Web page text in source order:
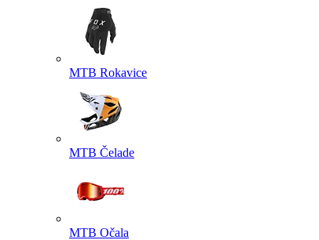
MTB Rokavice
MTB Čelade
MTB Očala